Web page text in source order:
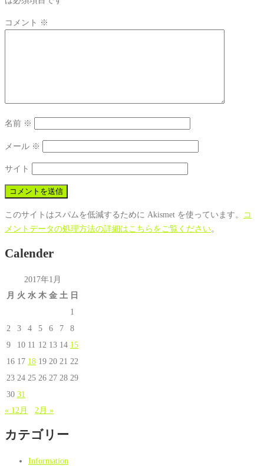
コメント ※
名前 ※
メール ※
サイト
このサイトはスパムを低減するために Akismet を使っています。
コ
メントデータの処理方法の詳細はこちらをご覧ください。
Calender
2017年1月
月 火 水 木 金 土 日
1
2
3 4 5 6 7
8
9
10 11 12 13 14 15
16 17 18 19 20 21 22
23 24 25 26 27 28 29
30 31
« 12月
2月 »
カテゴリー
Information